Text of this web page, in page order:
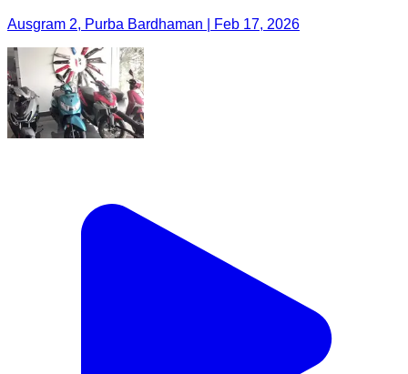
Ausgram 2, Purba Bardhaman | Feb 17, 2026